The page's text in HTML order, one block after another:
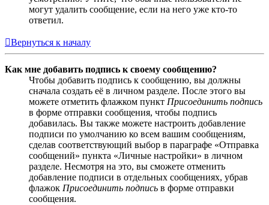
могут удалить сообщение, если на него уже кто-то
ответил.
Вернуться к началу
Как мне добавить подпись к своему сообщению?
Чтобы добавить подпись к сообщению, вы должны
сначала создать её в личном разделе. После этого вы
можете отметить флажком пункт Присоединить подпись
в форме отправки сообщения, чтобы подпись
добавилась. Вы также можете настроить добавление
подписи по умолчанию ко всем вашим сообщениям,
сделав соответствующий выбор в параграфе «Отправка
сообщений» пункта «Личные настройки» в личном
разделе. Несмотря на это, вы сможете отменить
добавление подписи в отдельных сообщениях, убрав
флажок Присоединить подпись в форме отправки
сообщения.